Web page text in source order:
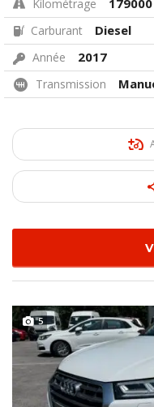
Kilométrage
Carburant Diesel
Année 2017
Transmission
5